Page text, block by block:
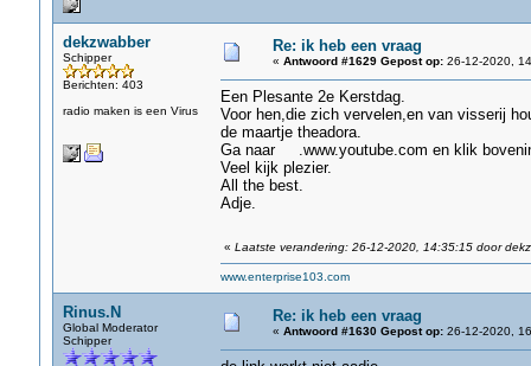
dekzwabber
Schipper
Berichten: 403
radio maken is een Virus
Re: ik heb een vraag
« Antwoord #1629 Gepost op:26-12-2020,
Een Plesante 2e Kerstdag.
Voor hen,die zich vervelen,en van visserij
de maartje theadora.
Ga naar .www.youtube.com en klik
Veel kijk plezier.
All the best.
Adje.
« Laatste verandering: 26-12-2020, 14:35:15 door
www.enterprise103.com
Rinus.N
Global Moderator
Schipper
Re: ik heb een vraag
« Antwoord #1630 Gepost op:26-12-2020,